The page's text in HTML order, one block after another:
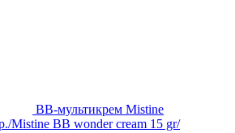
BB-мультикрем Mistine
Mistine BB wonder cream 15 gr/